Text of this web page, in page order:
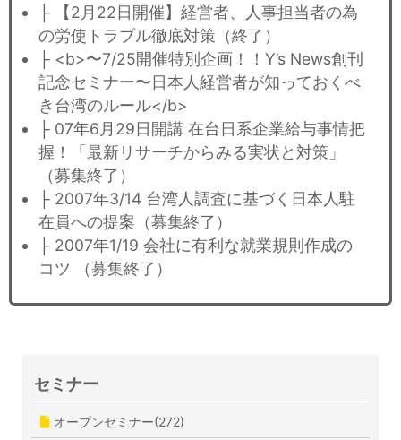
├ 【2月22日開催】経営者、人事担当者の為
の労使トラブル徹底対策（終了）
├ <b>〜7/25開催特別企画！！Y’s News創刊
記念セミナー〜日本人経営者が知っておくべ
き台湾のルール</b>
├ 07年6月29日開講 在台日系企業給与事情把
握！「最新リサーチからみる実状と対策」
（募集終了）
├ 2007年3/14 台湾人調査に基づく日本人駐
在員への提案（募集終了）
├ 2007年1/19 会社に有利な就業規則作成の
コツ （募集終了）
セミナー
オープンセミナー(272)